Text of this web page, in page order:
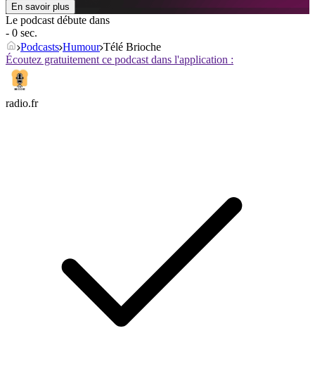
En savoir plus
Le podcast débute dans
- 0 sec.
Podcasts Humour Télé Brioche
Écoutez gratuitement ce podcast dans l'application :
radio.fr